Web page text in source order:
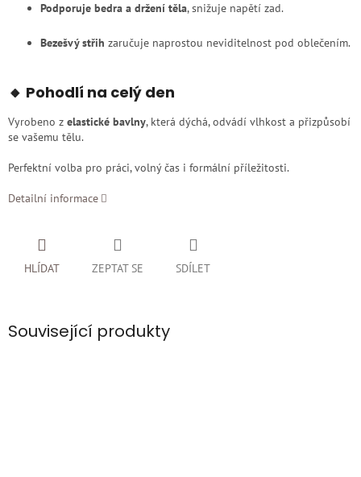
Podporuje bedra a držení těla, snižuje napětí zad.
Bezešvý střih zaručuje naprostou neviditelnost pod oblečením.
🔸 Pohodlí na celý den
Vyrobeno z elastické bavlny, která dýchá, odvádí vlhkost a přizpůsobí
se vašemu tělu.
Perfektní volba pro práci, volný čas i formální příležitosti.
Detailní informace
ZEPTAT SE
HLÍDAT SDÍLET
Související produkty